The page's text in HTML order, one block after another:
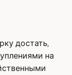
достать,
на